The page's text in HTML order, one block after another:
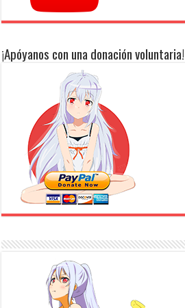
¡Apóyanos con una donación voluntaria!